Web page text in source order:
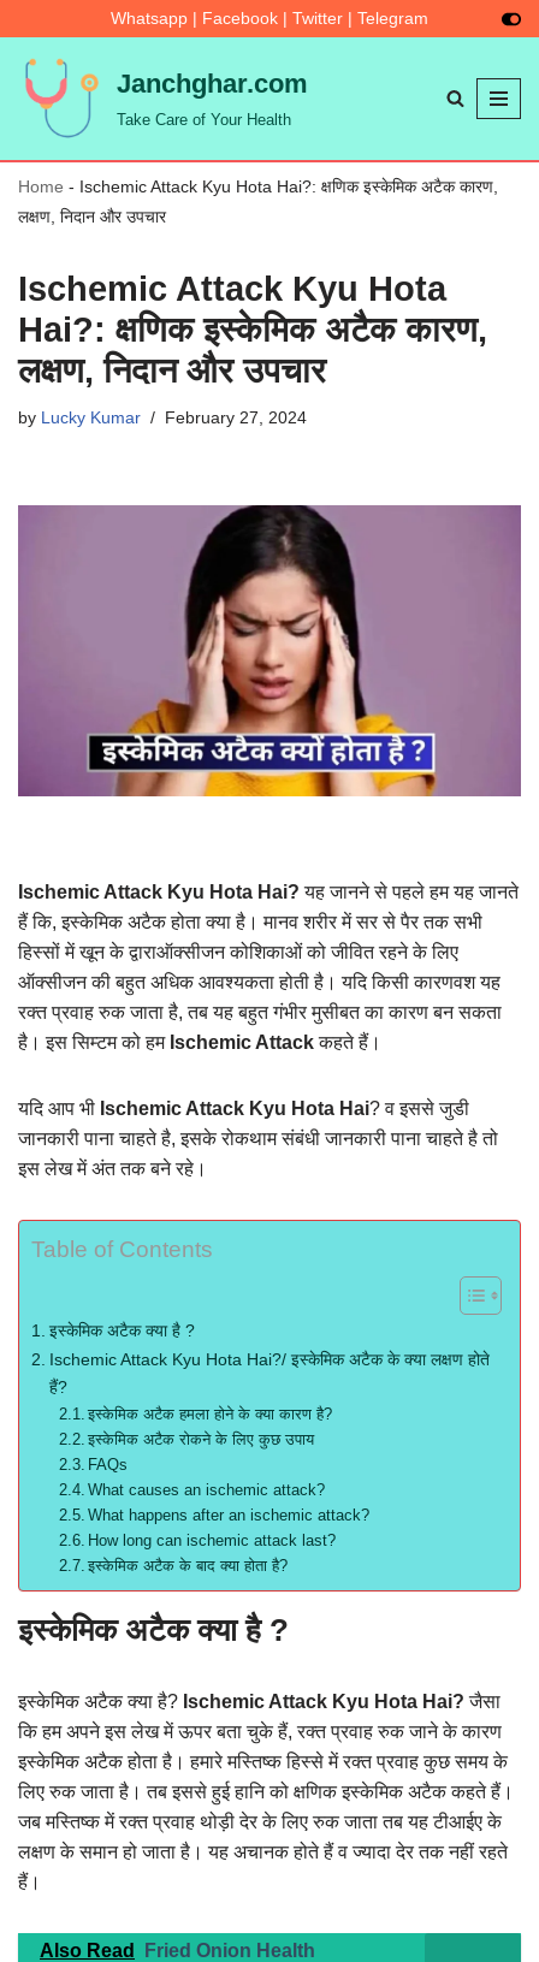
Skip
to
content
Whatsapp | Facebook | Twitter | Telegram
Janchghar.com
Take Care of Your Health
Home - Ischemic Attack Kyu Hota Hai?: क्षणिक इस्केमिक अटैक कारण,
लक्षण, निदान और उपचार
Ischemic Attack Kyu Hota
Hai?: क्षणिक इस्केमिक अटैक कारण,
लक्षण, निदान और उपचार
by Lucky Kumar February 27, 2024
Ischemic Attack Kyu Hota Hai? यह जानने से पहले हम यह जानते
हैं कि, इस्केमिक अटैक होता क्या है। मानव शरीर में सर से पैर तक सभी
हिस्सों में खून के द्वाराऑक्सीजन कोशिकाओं को जीवित रहने के लिए
ऑक्सीजन की बहुत अधिक आवश्यकता होती है। यदि किसी कारणवश यह
रक्त प्रवाह रुक जाता है, तब यह बहुत गंभीर मुसीबत का कारण बन सकता
है। इस सिम्टम को हम Ischemic Attackकहते हैं।
यदि आप भी Ischemic Attack Kyu Hota Hai? व इससे जुडी
जानकारी पाना चाहते है, इसके रोकथाम संबंधी जानकारी पाना चाहते है तो
इस लेख में अंत तक बने रहे।
Table of Contents
इस्केमिक अटैक क्या है ?
Ischemic Attack Kyu Hota Hai?/ इस्केमिक अटैक के क्या लक्षण होते
हैं?
इस्केमिक अटैक हमला होने के क्या कारण है?
इस्केमिक अटैक रोकने के लिए कुछ उपाय
FAQs
What causes an ischemic attack?
What happens after an ischemic attack?
How long can ischemic attack last?
इस्केमिक अटैक के बाद क्या होता है?
इस्केमिक अटैक क्या है ?
इस्केमिक अटैक क्या है? Ischemic Attack Kyu Hota Hai? जैसा
कि हम अपने इस लेख में ऊपर बता चुके हैं, रक्त प्रवाह रुक जाने के कारण
इस्केमिक अटैक होता है। हमारे मस्तिष्क हिस्से में रक्त प्रवाह कुछ समय के
लिए रुक जाता है। तब इससे हुई हानि को क्षणिक इस्केमिक अटैक कहते हैं।
जब मस्तिष्क में रक्त प्रवाह थोड़ी देर के लिए रुक जाता तब यह टीआईए के
लक्षण के समान हो जाता है। यह अचानक होते हैं व ज्यादा देर तक नहीं रहते
हैं।
Also Read
Fried Onion Health